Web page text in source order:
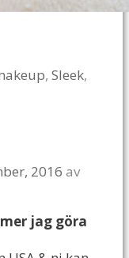
, Sleek,
2016 av
jag göra